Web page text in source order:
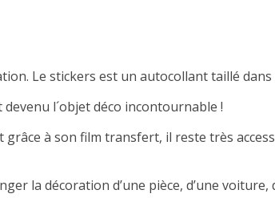
Le stickers est un autocollant taillé
l´objet déco incontournable !
grâce à son film transfert, il reste très
la décoration d’une pièce, d’une